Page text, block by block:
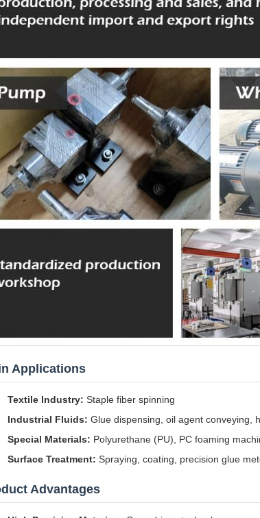
Applications
Textile Industry: Staple fiber spinning
Industrial Fluids: Glue dispensing, oil agent conveying,
Special Materials: Polyurethane (PU), PC foaming
Surface Treatment: Spraying, coating, precision glue
Advantages